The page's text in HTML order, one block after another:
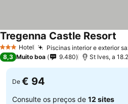
3 EstrelasHotel Piscinas interior e exterior
Tregenna Castle Resort
8,3 Muito boa 9.480 St Ives, a
De € 94
Consulte os preços de 12 sites